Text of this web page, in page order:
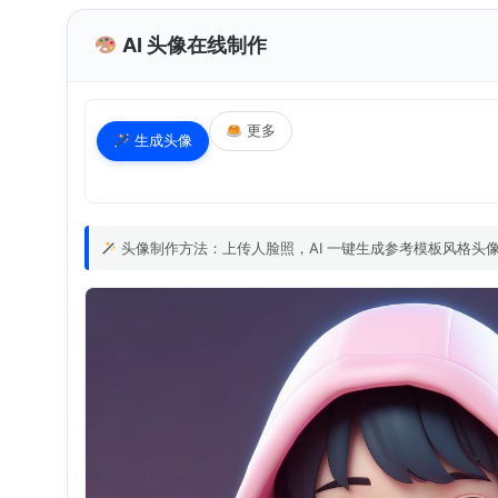
AI 头像在线制作
生成头像
更多
头像制作方法：上传人脸照，AI 一键生成参考模板风格头